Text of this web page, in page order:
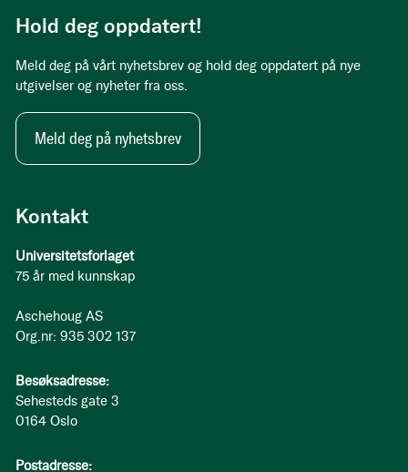
Kontakt
Universitetsforlaget
75 år med kunnskap
Aschehoug AS
Org.nr: 935 302 137
Besøksadresse:
Sehesteds gate 3
0164 Oslo
Postadresse:
Hold deg oppdatert!
Meld deg på vårt nyhetsbrev og hold deg oppdatert på nye
utgivelser og nyheter fra oss.
Meld deg på nyhetsbrev